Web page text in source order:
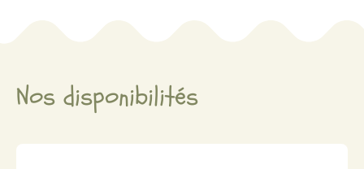
Nos disponibilités